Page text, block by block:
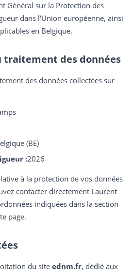
Général sur la Protection des
dans l'Union européenne, ainsi
en Belgique.
traitement des données
des données collectées sur
(BE)
:2026
à la protection de vos données
contacter directement Laurent
indiquées dans la section
page.
du site ednm.fr, dédié aux